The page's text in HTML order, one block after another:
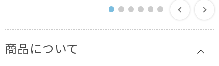
商品について